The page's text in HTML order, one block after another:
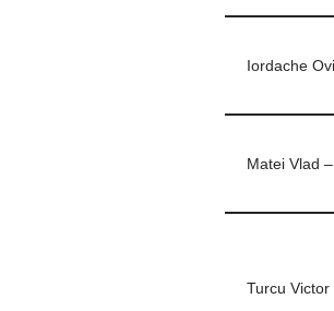
Iordache
Matei Vlad
Turcu Victor